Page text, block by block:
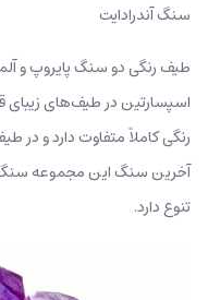
سنگ آندرادایت
طیف رنگی دو سنگ پایروپ و
اسپسارتین در طیف‌های زیبای
رنگی کاملاً متفاوت دارد و در
آخرین سنگ این مجموعه سنگ
تنوع دارد.